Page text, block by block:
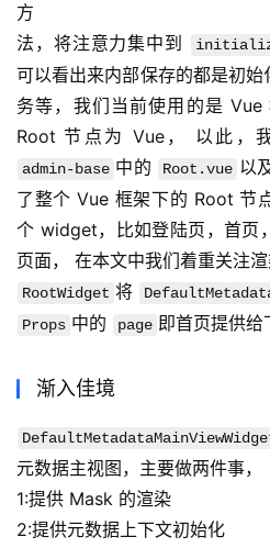
方
法，将注意力集中到
可以看出来内部保存的都是初
务等，我们当前使用的是
admin-base 中的 Root.vue 以
了整个 Vue 框架下的 Root 节
个 widget，比如登陆页，首页
页面， 在本文中我们着重关注渲
RootWidget 将
Props 中的 page 即首页提供给
渐入佳境
元数据主视图，主要做两件事，
1:提供 Mask 的渲染
2:提供元数据上下文初始化